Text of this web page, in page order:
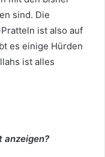
sind. Die
ist also auf
es einige Hürden
ist alles
anzeigen?